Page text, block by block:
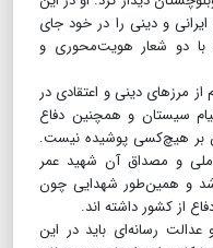
و دینی را در خود جای
با دو شعار هویت‌محوری و
مرز‌های دینی و اعتقادی در
سیستان و همچنین دفاع
بر هیچ‌کسی پوشیده نیست.
و مصداق آن شهید عمر
و همین‌طور شهدایی چون
از کشور داشته اند.
رسانه‌ای باید در این